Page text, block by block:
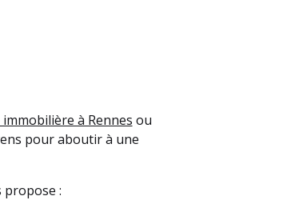
immobilière à Rennes ou
pour aboutir à une
propose :